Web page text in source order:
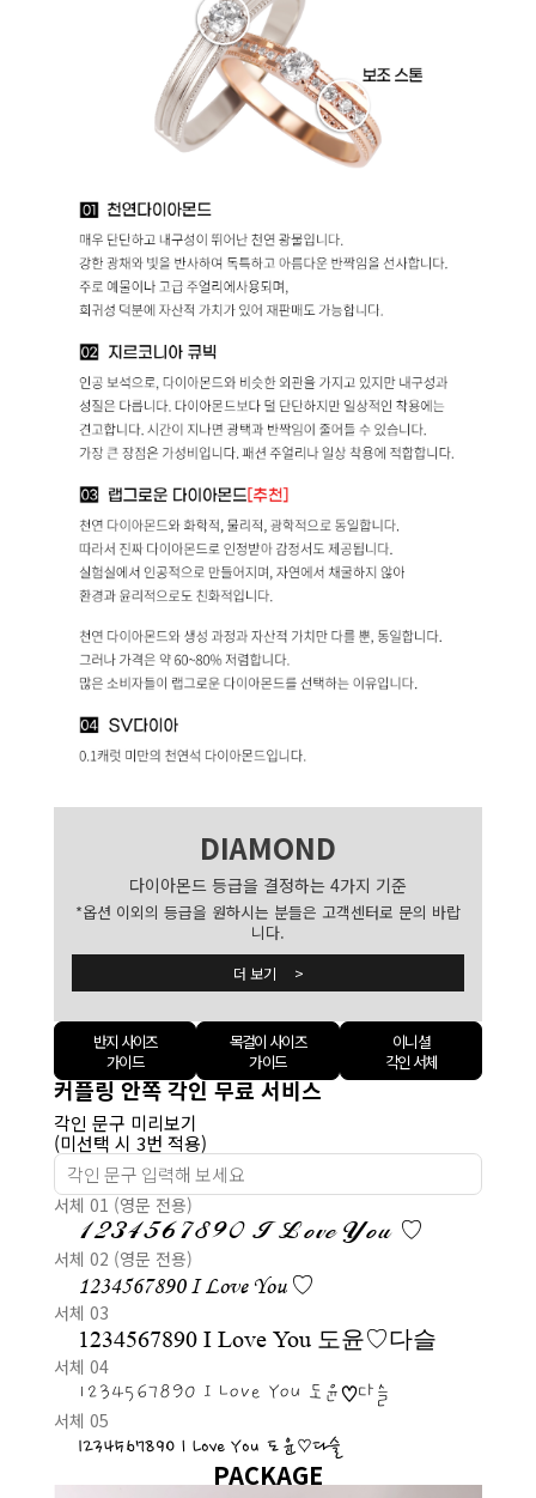
DIAMOND
다이아몬드 등급을 결정하는 4가지 기준
*옵션 이외의 등급을 원하시는 분들은 고객센터로 문의 바랍
니다.
더 보기 >
반지 사이즈
가이드
목걸이 사이즈
가이드
이니셜
각인 서체
커플링 안쪽 각인 무료 서비스
각인 문구 미리보기
(미선택 시 3번 적용)
서체 01 (영문 전용)
1234567890 I Love You ♡
서체 02 (영문 전용)
1234567890 I Love You ♡
서체 03
1234567890 I Love You 도윤♡다슬
서체 04
1234567890 I Love You 도윤♡다슬
서체 05
1234567890 I Love You 도윤♡다슬
PACKAGE